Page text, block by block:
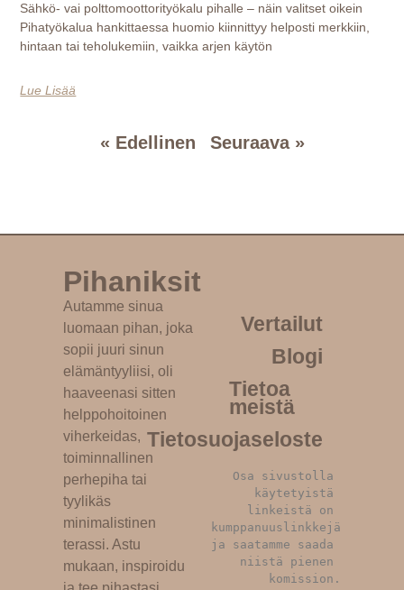
Sähkö- vai polttomoottorityökalu pihalle – näin valitset oikein
Pihatyökalua hankittaessa huomio kiinnittyy helposti merkkiin,
hintaan tai teholukemiin, vaikka arjen käytön
Lue Lisää
« Edellinen Seuraava »
Pihaniksit
Autamme sinua
luomaan pihan, joka
sopii juuri sinun
elämäntyyliisi, oli
haaveenasi sitten
helppohoitoinen
viherkeidas,
toiminnallinen
perhepiha tai
tyylikäs
minimalistinen
terassi. Astu
mukaan, inspiroidu
Vertailut
Blogi
Tietoa
meistä
Tietosuojaseloste
Osa sivustolla
käytetyistä
linkeistä on
kumppanuuslinkkejä
ja saatamme saada
niistä pienen
komission.